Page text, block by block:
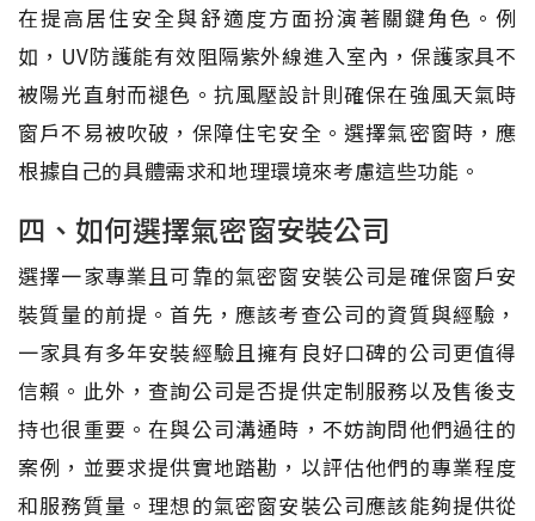
在提高居住安全與舒適度方面扮演著關鍵角色。例
如，UV防護能有效阻隔紫外線進入室內，保護家具不
被陽光直射而褪色。抗風壓設計則確保在強風天氣時
窗戶不易被吹破，保障住宅安全。選擇氣密窗時，應
根據自己的具體需求和地理環境來考慮這些功能。
四、如何選擇氣密窗安裝公司
選擇一家專業且可靠的氣密窗安裝公司是確保窗戶安
裝質量的前提。首先，應該考查公司的資質與經驗，
一家具有多年安裝經驗且擁有良好口碑的公司更值得
信賴。此外，查詢公司是否提供定制服務以及售後支
持也很重要。在與公司溝通時，不妨詢問他們過往的
案例，並要求提供實地踏勘，以評估他們的專業程度
和服務質量。理想的氣密窗安裝公司應該能夠提供從